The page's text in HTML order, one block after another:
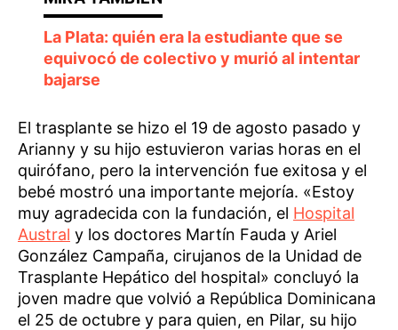
La Plata: quién era la estudiante que se
equivocó de colectivo y murió al intentar
bajarse
El trasplante se hizo el 19 de agosto pasado y
Arianny y su hijo estuvieron varias horas en el
quirófano, pero la intervención fue exitosa y el
bebé mostró una importante mejoría. «Estoy
muy agradecida con la fundación, el Hospital
Austral y los doctores Martín Fauda y Ariel
González Campaña, cirujanos de la Unidad de
Trasplante Hepático del hospital» concluyó la
joven madre que volvió a República Dominicana
el 25 de octubre y para quien, en Pilar, su hijo